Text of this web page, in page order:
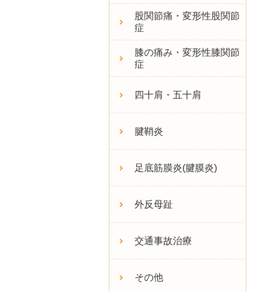
股関節痛・変形性股関節
症
膝の痛み・変形性膝関節
症
四十肩・五十肩
腱鞘炎
足底筋膜炎(腱膜炎)
外反母趾
交通事故治療
その他